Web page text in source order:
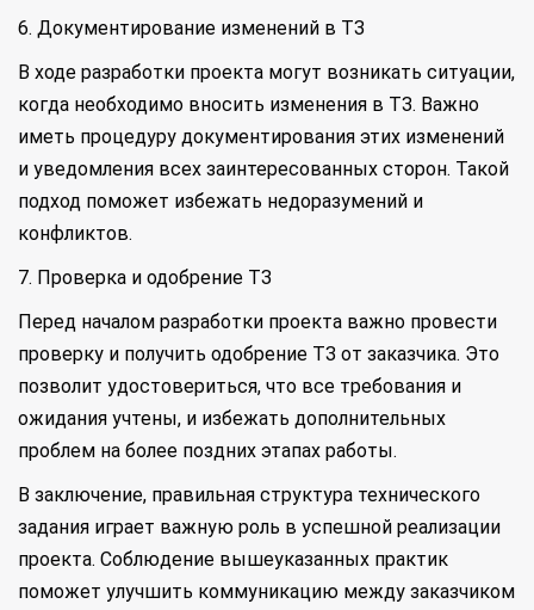
6. Документирование изменений в ТЗ
В ходе разработки проекта могут возникать ситуации,
когда необходимо вносить изменения в ТЗ. Важно
иметь процедуру документирования этих изменений
и уведомления всех заинтересованных сторон. Такой
подход поможет избежать недоразумений и
конфликтов.
7. Проверка и одобрение ТЗ
Перед началом разработки проекта важно провести
проверку и получить одобрение ТЗ от заказчика. Это
позволит удостовериться, что все требования и
ожидания учтены, и избежать дополнительных
проблем на более поздних этапах работы.
В заключение, правильная структура технического
задания играет важную роль в успешной реализации
проекта. Соблюдение вышеуказанных практик
поможет улучшить коммуникацию между заказчиком